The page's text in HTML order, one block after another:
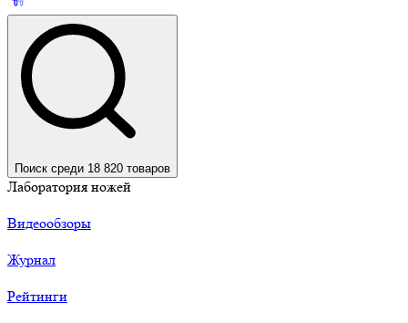
Поиск среди 18 820 товаров
Лаборатория ножей
Видеообзоры
Журнал
Рейтинги